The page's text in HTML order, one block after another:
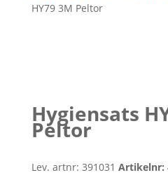
HY79 3M Peltor
Hygiensats
Peltor
Lev. artnr: 391031 Artikelnr: